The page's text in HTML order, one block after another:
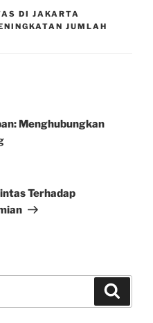
DI JAKARTA
JUMLAH
Menghubungkan
Terhadap